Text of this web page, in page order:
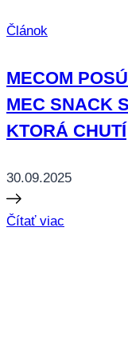
Článok
MECOM
MEC SNACK
KTORÁ CHUTÍ
30.09.2025
Čítať viac